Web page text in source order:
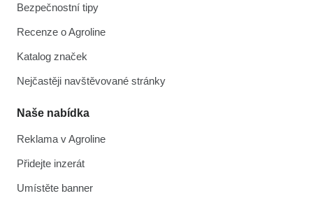
Bezpečnostní tipy
Recenze o Agroline
Katalog značek
Nejčastěji navštěvované stránky
Naše nabídka
Reklama v Agroline
Přidejte inzerát
Umístěte banner